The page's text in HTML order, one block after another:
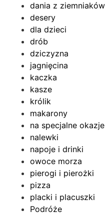
dania z ziemniaków
desery
dla dzieci
drób
dziczyzna
jagnięcina
kaczka
kasze
królik
makarony
na specjalne okazje
nalewki
napoje i drinki
owoce morza
pierogi i pierożki
pizza
placki i placuszki
Podróże